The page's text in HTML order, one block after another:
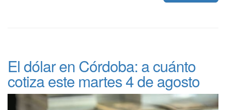
El dólar en Córdoba: a cuánto
cotiza este martes 4 de agosto